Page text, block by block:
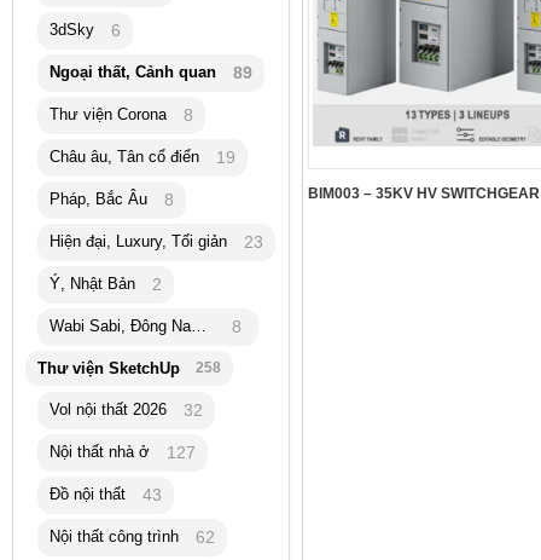
3dSky 6
Ngoại thất, Cảnh quan 89
Thư viện Corona 8
Châu âu, Tân cổ điển 19
Pháp, Bắc Âu 8
Hiện đại, Luxury, Tối giản 23
Ý, Nhật Bản 2
Wabi Sabi, Đông Nam Á 8
Thư viện SketchUp 258
Vol nội thất 2026 32
Nội thất nhà ở 127
Đồ nội thất 43
Nội thất công trình 62